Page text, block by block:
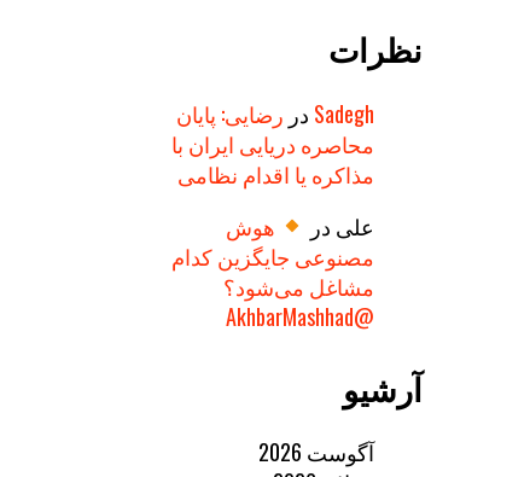
نظرات
Sadegh در رضایی: پایان
محاصره دریایی ایران با
مذاکره یا اقدام نظامی
علی در
هوش
مصنوعی جایگزین کدام
مشاغل می‌شود؟
@AkhbarMashhad
آرشیو
آگوست 2026